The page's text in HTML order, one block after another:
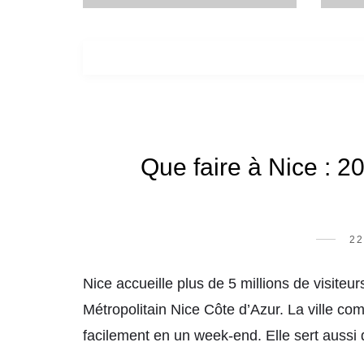
Que faire à Nice :
Nice accueille plus de 5 millions de
Métropolitain Nice Côte d’Azur. La ville
facilement en un week-end. Elle sert